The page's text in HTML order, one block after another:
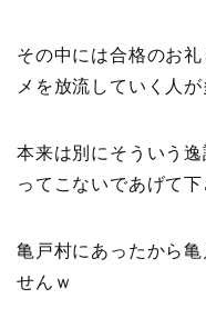
その中には合格のお
メを放流していく人が
本来は別にそういう
ってこないであげて下
亀戸村にあったから
せんｗ